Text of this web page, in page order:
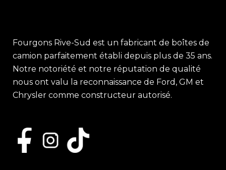
Fourgons Rive-Sud est un fabricant de boîtes de
camion parfaitement établi depuis plus de 35 ans.
Notre notoriété et notre réputation de qualité
nous ont valu la reconnaissance de Ford, GM et
Chrysler comme constructeur autorisé.